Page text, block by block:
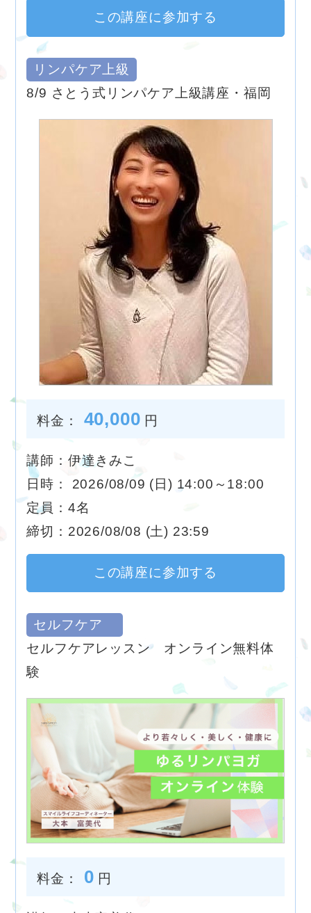
この講座に参加する
リンパケア上級
8/9 さとう式リンパケア上級講座・福岡
料金： 40,000 円
講師：伊達きみこ
日時： 2026/08/09 (日) 14:00～18:00
定員：4名
締切：2026/08/08 (土) 23:59
この講座に参加する
セルフケア
セルフケアレッスン オンライン無料体
験
料金： 0 円